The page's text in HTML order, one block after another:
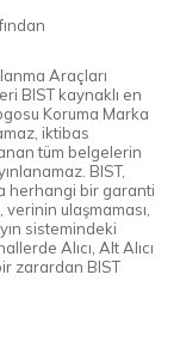
Araçları
BIST kaynaklı en
Koruma Marka
iktibas
tüm belgelerin
BIST,
herhangi bir garanti
verinin ulaşmaması,
sistemindeki
Alıcı, Alt Alıcı
zarardan BIST